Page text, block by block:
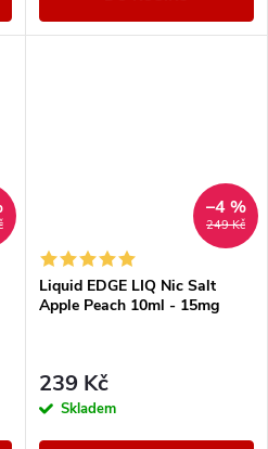
249 Kč
–4 %
Liquid EDGE LIQ Nic Salt
Apple Peach 10ml - 15mg
239 Kč
Skladem